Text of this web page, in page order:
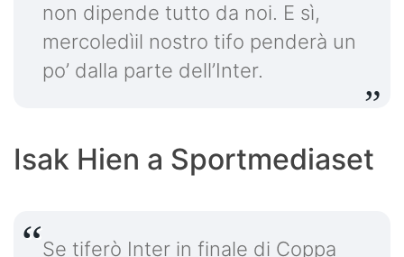
non dipende tutto da noi. E sì,
mercoledìil nostro tifo penderà un
po’ dalla parte dell’Inter.
Isak Hien a Sportmediaset
Se tiferò Inter in finale di Coppa